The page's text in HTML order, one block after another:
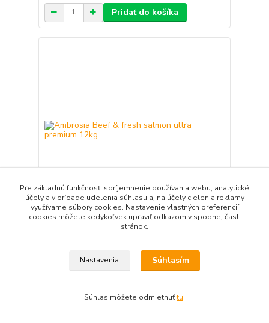
Pridať do košíka
Ambrosia Beef & fresh salmon ultra premium
bez DPH
Pre základnú funkčnosť, spríjemnenie používania webu, analytické
účely a v prípade udelenia súhlasu aj na účely cielenia reklamy
využívame súbory cookies. Nastavenie vlastných preferencií
cookies môžete kedykoľvek upraviť odkazom v spodnej časti
stránok.
Nastavenia Súhlasím
Súhlas môžete odmietnuťtu.